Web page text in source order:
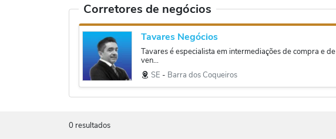
Corretores de negócios
Tavares Negócios
Tavares é especialista em intermediações de compra e de
ven...
SE ‐ Barra dos Coqueiros
0 resultados